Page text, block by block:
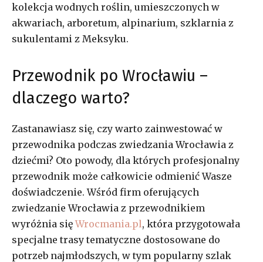
kolekcja wodnych roślin, umieszczonych w
akwariach, arboretum, alpinarium, szklarnia z
sukulentami z Meksyku.
Przewodnik po Wrocławiu –
dlaczego warto?
Zastanawiasz się, czy warto zainwestować w
przewodnika podczas zwiedzania Wrocławia z
dziećmi? Oto powody, dla których profesjonalny
przewodnik może całkowicie odmienić Wasze
doświadczenie. Wśród firm oferujących
zwiedzanie Wrocławia z przewodnikiem
wyróżnia sięWrocmania.pl, która przygotowała
specjalne trasy tematyczne dostosowane do
potrzeb najmłodszych, w tym popularny szlak